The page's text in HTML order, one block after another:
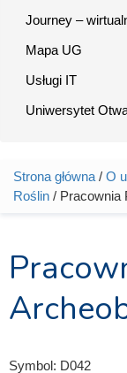
Journey –
Mapa UG
Usługi IT
Uniwersytet
Jesteś
Strona główna / O
Roślin / Pracownia
Symbol: D042